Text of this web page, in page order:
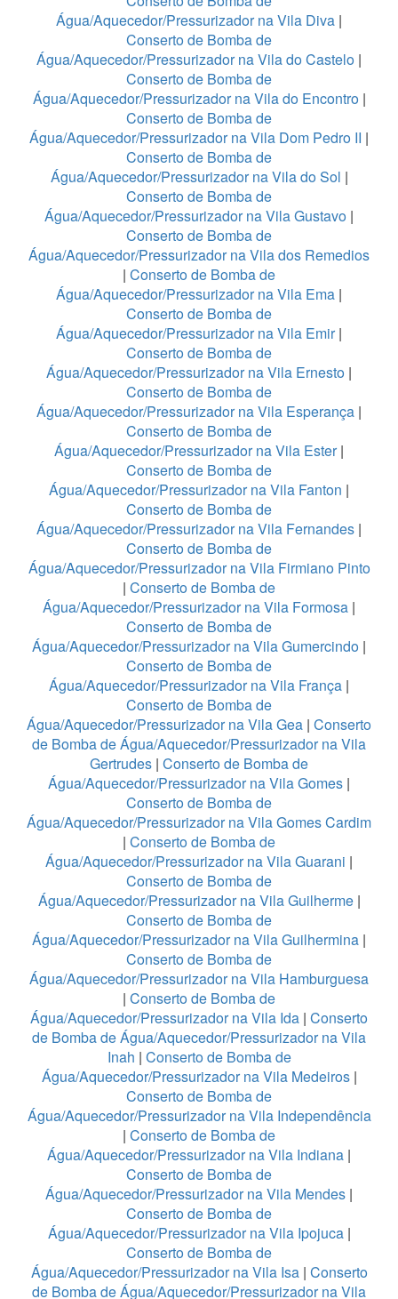
Água/Aquecedor/Pressurizador na Vila Diva |
Conserto de Bomba de
Água/Aquecedor/Pressurizador na Vila do Castelo |
Conserto de Bomba de
Água/Aquecedor/Pressurizador na Vila do Encontro|
Conserto de Bomba de
Água/Aquecedor/Pressurizador na Vila Dom Pedro II |
Conserto de Bomba de
Água/Aquecedor/Pressurizador na Vila do Sol |
Conserto de Bomba de
Água/Aquecedor/Pressurizador na Vila Gustavo |
Conserto de Bomba de
Água/Aquecedor/Pressurizador na Vila dos Remedios
| Conserto de Bomba de
Água/Aquecedor/Pressurizador na Vila Ema |
Conserto de Bomba de
Água/Aquecedor/Pressurizador na Vila Emir|
Conserto de Bomba de
Água/Aquecedor/Pressurizador na Vila Ernesto |
Conserto de Bomba de
Água/Aquecedor/Pressurizador na Vila Esperança |
Conserto de Bomba de
Água/Aquecedor/Pressurizador na Vila Ester|
Conserto de Bomba de
Água/Aquecedor/Pressurizador na Vila Fanton |
Conserto de Bomba de
Água/Aquecedor/Pressurizador na Vila Fernandes |
Conserto de Bomba de
Água/Aquecedor/Pressurizador na Vila Firmiano Pinto
| Conserto de Bomba de
Água/Aquecedor/Pressurizador na Vila Formosa |
Conserto de Bomba de
Água/Aquecedor/Pressurizador na Vila Gumercindo |
Conserto de Bomba de
Água/Aquecedor/Pressurizador na Vila França |
Conserto de Bomba de
Água/Aquecedor/Pressurizador na Vila Gea | Conserto
de Bomba de Água/Aquecedor/Pressurizador na Vila
Gertrudes | Conserto de Bomba de
Água/Aquecedor/Pressurizador na Vila Gomes |
Conserto de Bomba de
Água/Aquecedor/Pressurizador na Vila Gomes Cardim
| Conserto de Bomba de
Água/Aquecedor/Pressurizador na Vila Guarani |
Conserto de Bomba de
Água/Aquecedor/Pressurizador na Vila Guilherme|
Conserto de Bomba de
Água/Aquecedor/Pressurizador na Vila Guilhermina |
Conserto de Bomba de
Água/Aquecedor/Pressurizador na Vila Hamburguesa
| Conserto de Bomba de
Água/Aquecedor/Pressurizador na Vila Ida | Conserto
de Bomba de Água/Aquecedor/Pressurizador na Vila
Inah | Conserto de Bomba de
Água/Aquecedor/Pressurizador na Vila Medeiros|
Conserto de Bomba de
Água/Aquecedor/Pressurizador na Vila Independência
| Conserto de Bomba de
Água/Aquecedor/Pressurizador na Vila Indiana |
Conserto de Bomba de
Água/Aquecedor/Pressurizador na Vila Mendes |
Conserto de Bomba de
Água/Aquecedor/Pressurizador na Vila Ipojuca|
Conserto de Bomba de
Água/Aquecedor/Pressurizador na Vila Isa| Conserto
de Bomba de Água/Aquecedor/Pressurizador na Vila